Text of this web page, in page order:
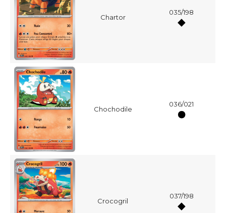
Chartor
035/198
Chochodile
036/021
Crocogril
037/198